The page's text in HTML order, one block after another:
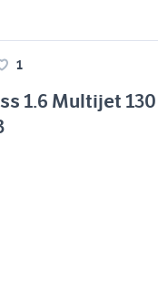
1
1.6 Multijet